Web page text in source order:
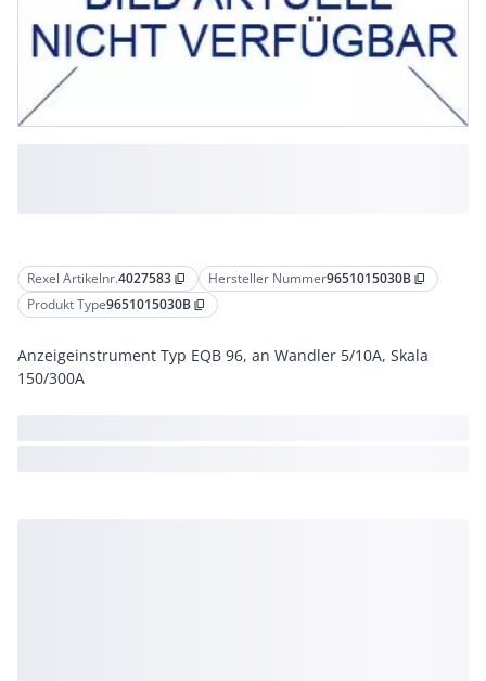
Rexel Artikelnr.4027583 content_copy Hersteller Nummer9651015030B content_copy
Produkt Type9651015030B content_copy
Anzeigeinstrument Typ EQB 96, an Wandler 5/10A, Skala
150/300A